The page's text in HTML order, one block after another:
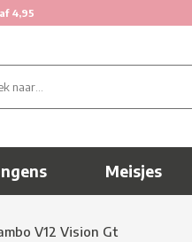
4,95
Meisjes
V12 Vision Gt